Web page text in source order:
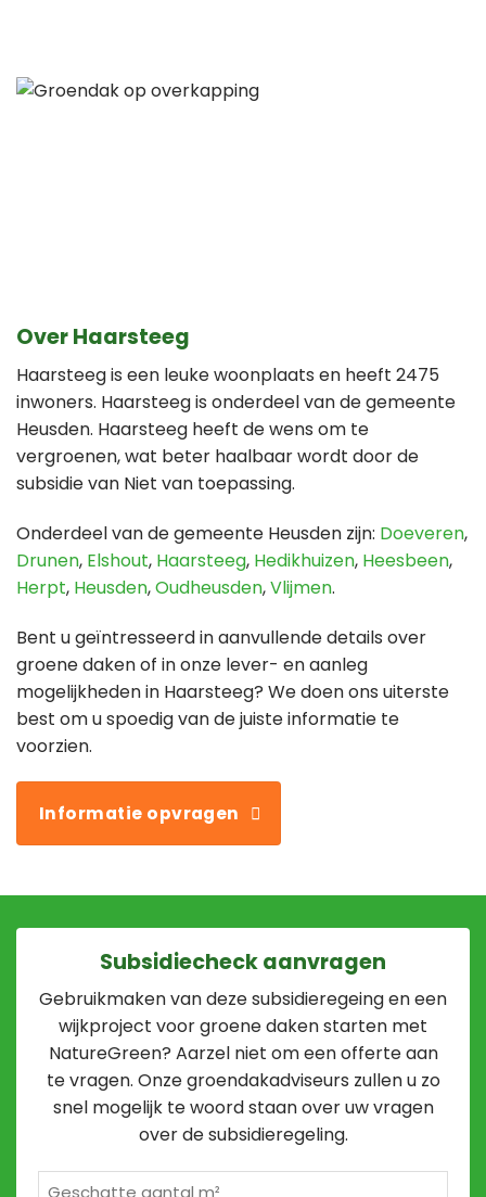
Over Haarsteeg
Haarsteeg is een leuke woonplaats en heeft 2475
inwoners. Haarsteeg is onderdeel van de gemeente
Heusden. Haarsteeg heeft de wens om te
vergroenen, wat beter haalbaar wordt door de
subsidie van Niet van toepassing.
Onderdeel van de gemeente Heusden zijn: Doeveren,
Drunen, Elshout, Haarsteeg, Hedikhuizen, Heesbeen,
Herpt, Heusden,Oudheusden,Vlijmen.
Bent u geïntresseerd in aanvullende details over
groene daken of in onze lever- en aanleg
mogelijkheden in Haarsteeg? We doen ons uiterste
best om u spoedig van de juiste informatie te
voorzien.
Informatie opvragen
Subsidiecheck aanvragen
Gebruikmaken van deze subsidieregeing en een
wijkproject voor groene daken starten met
NatureGreen? Aarzel niet om een offerte aan
te vragen. Onze groendakadviseurs zullen u zo
snel mogelijk te woord staan over uw vragen
over de subsidieregeling.